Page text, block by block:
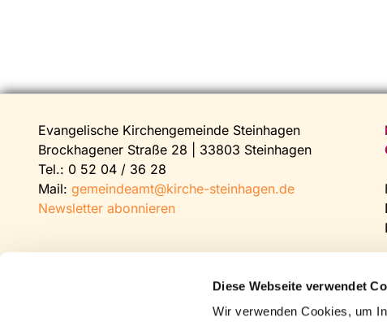
Diese Webseite verwendet
Wir verwenden Cookies, um
Evangelische Kirchengemeinde Steinhagen
Brockhagener Straße 28 | 33803 Steinhagen
Tel.: 0 52 04 / 36 28
Mail: gemeindeamt@kirche-steinhagen.de
Newsletter abonnieren